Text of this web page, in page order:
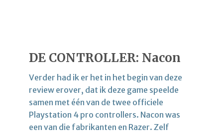
DE CONTROLLER: Nacon
Verder had ik er het in het begin van deze
review erover, dat ik deze game speelde
samen met één van de twee officiele
Playstation 4 pro controllers. Nacon was
een van die fabrikanten en Razer. Zelf